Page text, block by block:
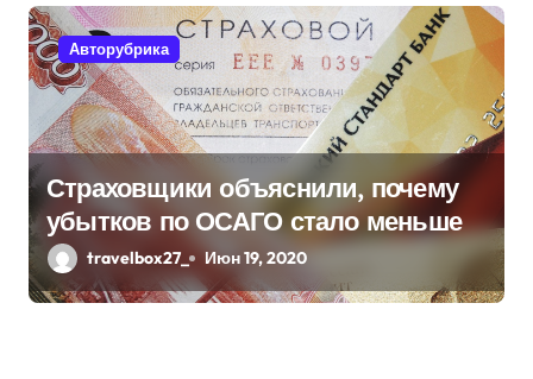
Авторубрика
Страховщики объяснили, почему
убытков по ОСАГО стало меньше
travelbox27_ Июн 19, 2020